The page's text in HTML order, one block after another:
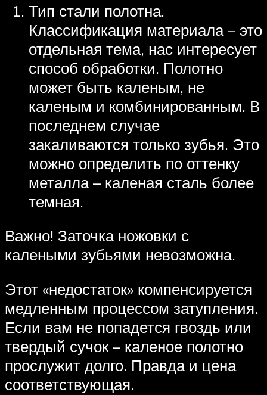
Тип стали полотна.
Классификация материала – это
отдельная тема, нас интересует
способ обработки. Полотно
может быть каленым, не
каленым и комбинированным. В
последнем случае
закаливаются только зубья. Это
можно определить по оттенку
металла – каленая сталь более
темная.
Важно! Заточка ножовки с
калеными зубьями невозможна.
Этот «недостаток» компенсируется
медленным процессом затупления.
Если вам не попадется гвоздь или
твердый сучок – каленое полотно
прослужит долго. Правда и цена
соответствующая.